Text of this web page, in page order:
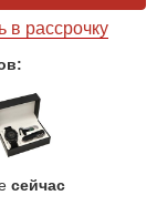
в рассрочку
сейчас